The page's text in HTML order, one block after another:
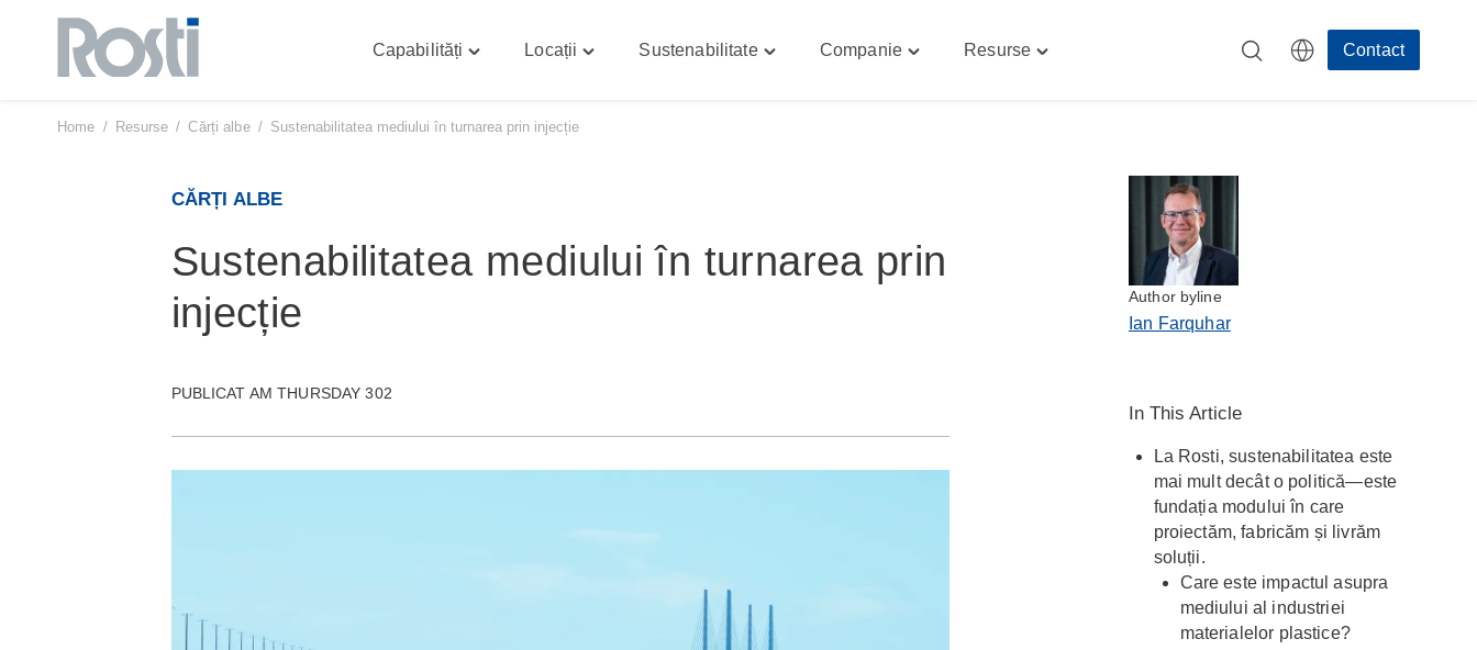
Sari
Capabilități Locații Sustenabilitate Companie Resurse Contact
Home / Resurse / Cărți albe / Sustenabilitatea mediului în turnarea prin injecție
CĂRȚI ALBE
Sustenabilitatea mediului în turnarea prin
injecție
PUBLICAT AM THURSDAY 302
Author byline
Ian Farquhar
In This Article
La Rosti, sustenabilitatea este
mai mult decât o politică—este
fundația modului în care
proiectăm, fabricăm și livrăm
soluții.
Care este impactul asupra
mediului al industriei
materialelor plastice?